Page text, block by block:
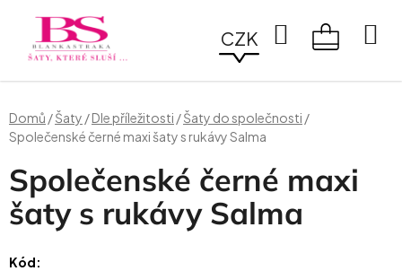
obsah
CZK
Hledat
Domů /Šaty /Dle příležitosti /Šaty do společnosti /
Společenské černé maxi šaty s rukávy Salma
Společenské černé maxi
šaty s rukávy Salma
Kód: